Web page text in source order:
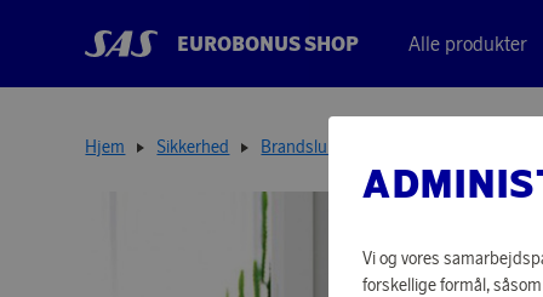
EUROBONUS SHOP Alle produkter
Hjem Sikkerhed Brandslukkere
Vi og vores
forskellige formål,